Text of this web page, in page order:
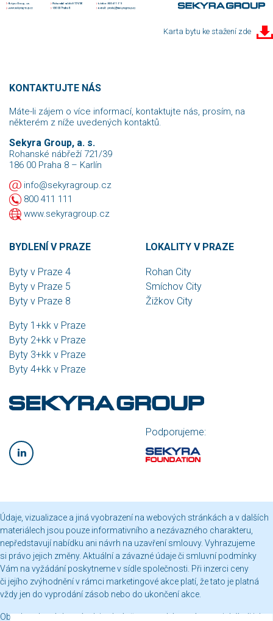
Karta bytu ke stažení zde
KONTAKTUJTE NÁS
Máte-li zájem o více informací, kontaktujte nás, prosím, na
některém z níže uvedených kontaktů.
Sekyra Group, a. s.
Rohanské nábřeží 721/39
186 00 Praha 8 – Karlín
info@sekyragroup.cz
800 411 111
www.sekyragroup.cz
LOKALITY V PRAZE
Rohan City
Smíchov City
Žižkov City
BYDLENÍ V PRAZE
Byty v Praze 4
Byty v Praze 5
Byty v Praze 8
Byty 1+kk v Praze
Byty 2+kk v Praze
Byty 3+kk v Praze
Byty 4+kk v Praze
Podporujeme:
Údaje, vizualizace a jiná vyobrazení na webových stránkách a v dalších
materiálech jsou pouze informativního a nezávazného charakteru,
nepředstavují nabídku ani návrh na uzavření smlouvy. Vyhrazujeme
si právo jejich změny. Aktuální a závazné údaje či smluvní podmínky
Vám na vyžádání poskytneme v sídle společnosti. Při inzerci ceny
či jejího zvýhodnění v rámci marketingové akce platí, že tato je platná
vždy jen do vyprodání zásob nebo do ukončení akce.
Obsah webových stránek je chráněn autorským právem a jakékoli jeho